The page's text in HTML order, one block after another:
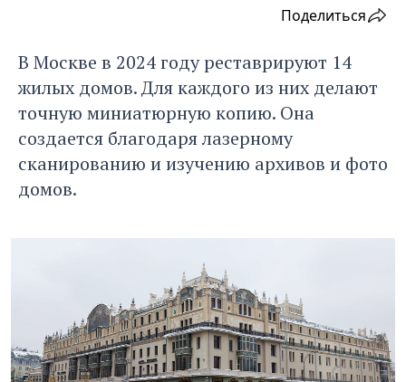
Поделиться
В Москве в 2024 году реставрируют 14
жилых домов. Для каждого из них делают
точную миниатюрную копию. Она
создается благодаря лазерному
сканированию и изучению архивов и фото
домов.